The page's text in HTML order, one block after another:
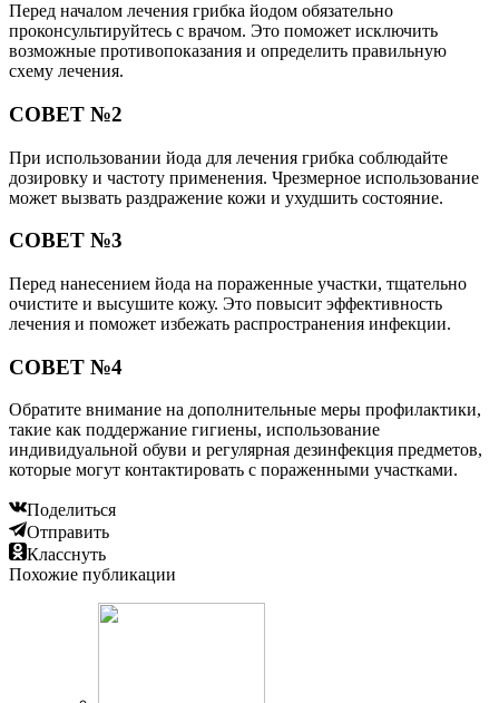
Перед началом лечения грибка йодом обязательно
проконсультируйтесь с врачом. Это поможет исключить
возможные противопоказания и определить правильную
схему лечения.
СОВЕТ №2
При использовании йода для лечения грибка соблюдайте
дозировку и частоту применения. Чрезмерное использование
может вызвать раздражение кожи и ухудшить состояние.
СОВЕТ №3
Перед нанесением йода на пораженные участки, тщательно
очистите и высушите кожу. Это повысит эффективность
лечения и поможет избежать распространения инфекции.
СОВЕТ №4
Обратите внимание на дополнительные меры профилактики,
такие как поддержание гигиены, использование
индивидуальной обуви и регулярная дезинфекция предметов,
которые могут контактировать с пораженными участками.
Поделиться
Отправить
Класснуть
Похожие публикации